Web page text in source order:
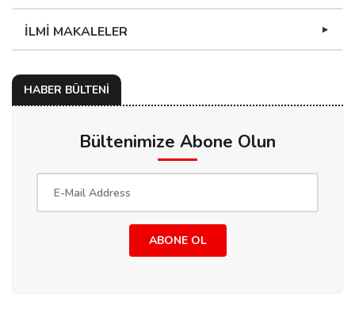
İLMİ MAKALELER
HABER BÜLTENİ
Bültenimize Abone Olun
ABONE OL